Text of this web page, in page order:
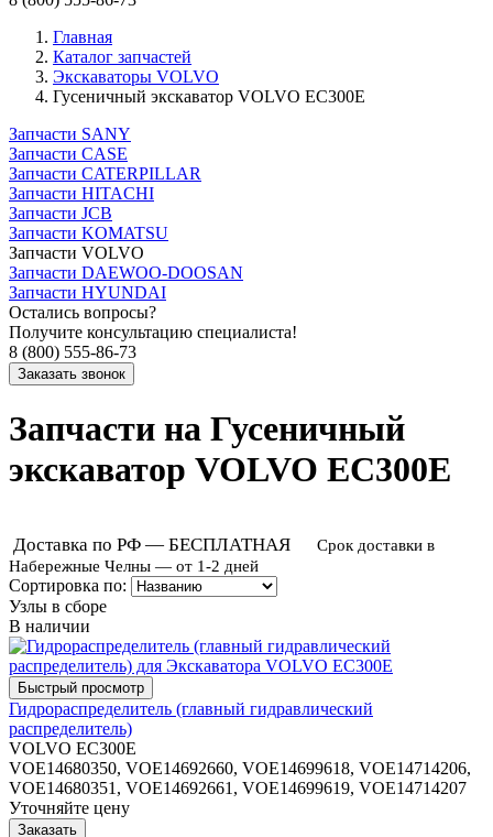
Главная
Каталог запчастей
Экскаваторы VOLVO
Гусеничный экскаватор VOLVO EC300E
Запчасти SANY
Запчасти CASE
Запчасти CATERPILLAR
Запчасти HITACHI
Запчасти JCB
Запчасти KOMATSU
Запчасти VOLVO
Запчасти DAEWOO-DOOSAN
Запчасти HYUNDAI
Остались вопросы?
Получите консультацию специалиста!
8 (800) 555-86-73
Запчасти на Гусеничный
экскаватор VOLVO EC300E
Доставка по РФ — БЕСПЛАТНАЯ
Срок доставки в
Набережные Челны — от 1-2 дней
Сортировка по:
Узлы в сборе
В наличии
Гидрораспределитель (главный гидравлический
распределитель)
VOLVO EC300E
VOE14680350, VOE14692660, VOE14699618, VOE14714206,
VOE14680351, VOE14692661, VOE14699619, VOE14714207
Уточняйте цену